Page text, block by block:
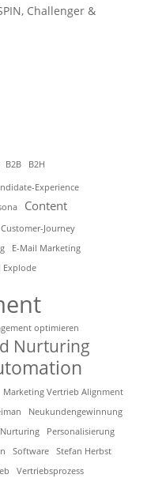
Challenger &
B2B B2H
Experience
Content
Customer-Journey
E-Mail Marketing
Explode
optimieren
Nurturing
Marketing Vertrieb Alignment
Neukundengewinnung
Nurturing
Personalisierung
Software
Stefan Herbst
Vertriebsprozess